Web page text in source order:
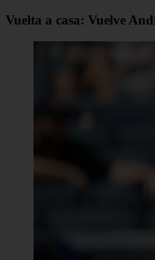
Vuelta a casa: Vuelve